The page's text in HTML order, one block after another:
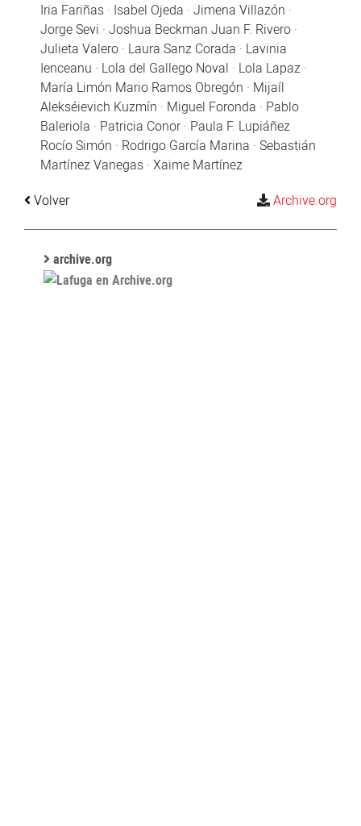
Iria Fariñas · Isabel Ojeda · Jimena Villazón ·
Jorge Sevi · Joshua Beckman Juan F. Rivero ·
Julieta Valero · Laura Sanz Corada · Lavinia
Ienceanu · Lola del Gallego Noval · Lola Lapaz ·
María Limón Mario Ramos Obregón · Mijaíl
Alekséievich Kuzmín · Miguel Foronda · Pablo
Baleriola · Patricia Conor · Paula F. Lupiáñez
Rocío Simón · Rodrigo García Marina · Sebastián
Martínez Vanegas · Xaime Martínez
Archive.org
Volver
archive.org